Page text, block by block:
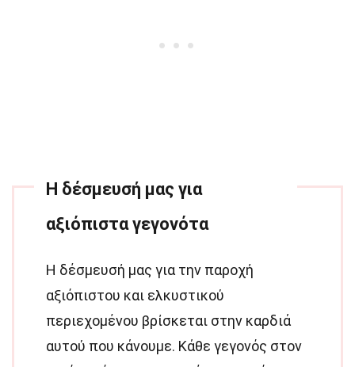
Η δέσμευσή μας για
αξιόπιστα γεγονότα
Η δέσμευσή μας για την παροχή
αξιόπιστου και ελκυστικού
περιεχομένου βρίσκεται στην καρδιά
αυτού που κάνουμε. Κάθε γεγονός στον